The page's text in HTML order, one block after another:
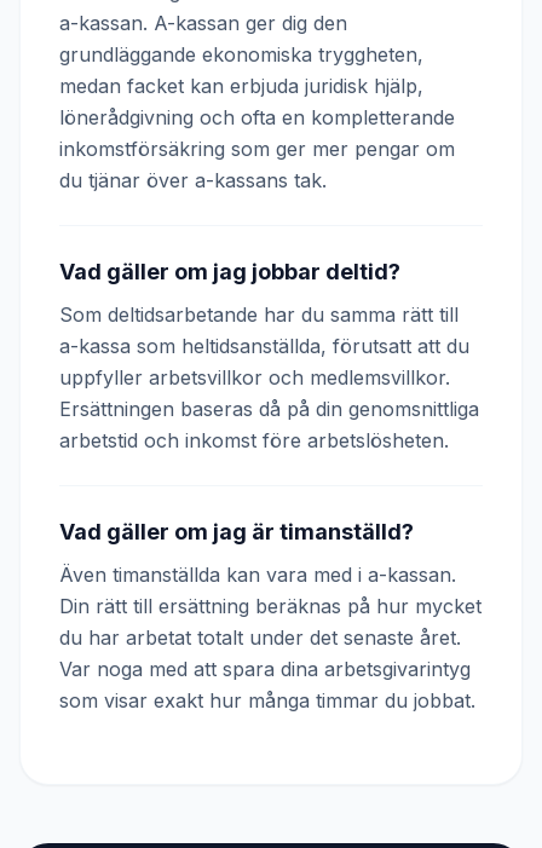
a-kassan. A-kassan ger dig den
grundläggande ekonomiska tryggheten,
medan facket kan erbjuda juridisk hjälp,
lönerådgivning och ofta en kompletterande
inkomstförsäkring som ger mer pengar om
du tjänar över a-kassans tak.
Vad gäller om jag jobbar deltid?
Som deltidsarbetande har du samma rätt till
a-kassa som heltidsanställda, förutsatt att du
uppfyller arbetsvillkor och medlemsvillkor.
Ersättningen baseras då på din genomsnittliga
arbetstid och inkomst före arbetslösheten.
Vad gäller om jag är timanställd?
Även timanställda kan vara med i a-kassan.
Din rätt till ersättning beräknas på hur mycket
du har arbetat totalt under det senaste året.
Var noga med att spara dina arbetsgivarintyg
som visar exakt hur många timmar du jobbat.